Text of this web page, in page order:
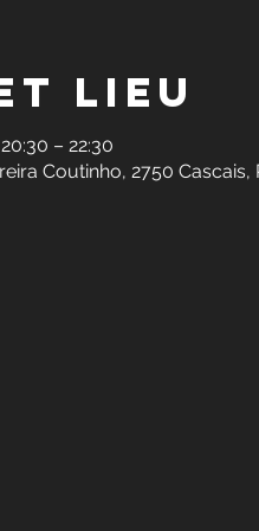
lieu
– 22:30
Coutinho, 2750